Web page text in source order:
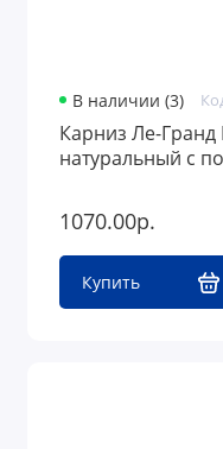
В наличии (3)
Карниз Ле-Гранд
натуральный с
1070.00р.
Купить